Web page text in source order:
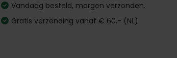
Vandaag besteld, morgen verzonden.
Gratis verzending vanaf € 60,- (NL)